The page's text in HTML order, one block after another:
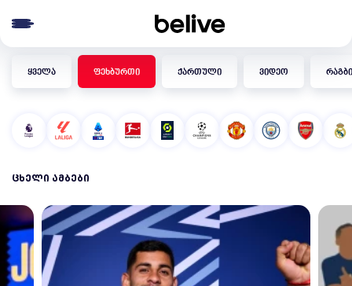
ყველა ფეხბურთი ქართული ვიდეო რაგბი
ᲪᲮᲔᲚᲘ ᲐᲛᲑᲔᲑᲘ